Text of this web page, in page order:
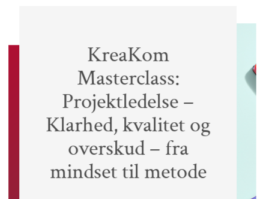
KreaKom
Masterclass:
Projektledelse –
Klarhed, kvalitet og
overskud – fra
mindset til metode
Essential Skills pris
1.500 kr.
Medlemmer
2.500 kr.